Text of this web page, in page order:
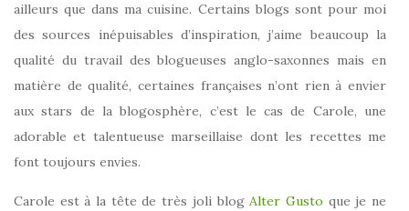
ailleurs que dans ma cuisine. Certains blogs sont pour moi
des sources inépuisables d’inspiration, j’aime beaucoup la
qualité du travail des blogueuses anglo-saxonnes mais en
matière de qualité, certaines françaises n’ont rien à envier
aux stars de la blogosphère, c’est le cas de Carole, une
adorable et talentueuse marseillaise dont les recettes me
font toujours envies.
Carole est à la tête de très joli blogAlter Gusto que je ne